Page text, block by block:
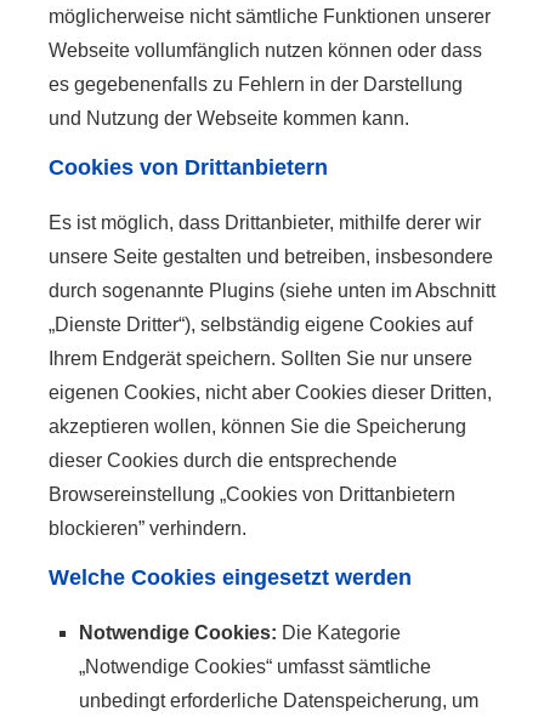
möglicherweise nicht sämtliche Funktionen unserer
Webseite vollumfänglich nutzen können oder dass
es gegebenenfalls zu Fehlern in der Darstellung
und Nutzung der Webseite kommen kann.
Cookies von Drittanbietern
Es ist möglich, dass Drittanbieter, mithilfe derer wir
unsere Seite gestalten und betreiben, insbesondere
durch sogenannte Plugins (siehe unten im Abschnitt
„Dienste Dritter“), selbständig eigene Cookies auf
Ihrem Endgerät speichern. Sollten Sie nur unsere
eigenen Cookies, nicht aber Cookies dieser Dritten,
akzeptieren wollen, können Sie die Speicherung
dieser Cookies durch die entsprechende
Browsereinstellung „Cookies von Drittanbietern
blockieren” verhindern.
Welche Cookies eingesetzt werden
Notwendige Cookies: Die Kategorie
„Notwendige Cookies“ umfasst sämtliche
unbedingt erforderliche Datenspeicherung, um